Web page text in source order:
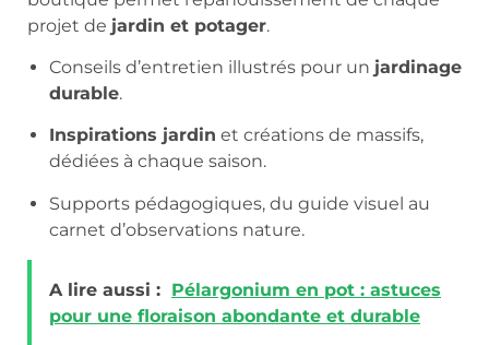
projet de jardin et potager.
Conseils d’entretien illustrés pour un jardinage
durable.
Inspirations jardin et créations de massifs,
dédiées à chaque saison.
Supports pédagogiques, du guide visuel au
carnet d’observations nature.
A lire aussi : Pélargonium en pot : astuces
pour une floraison abondante et durable